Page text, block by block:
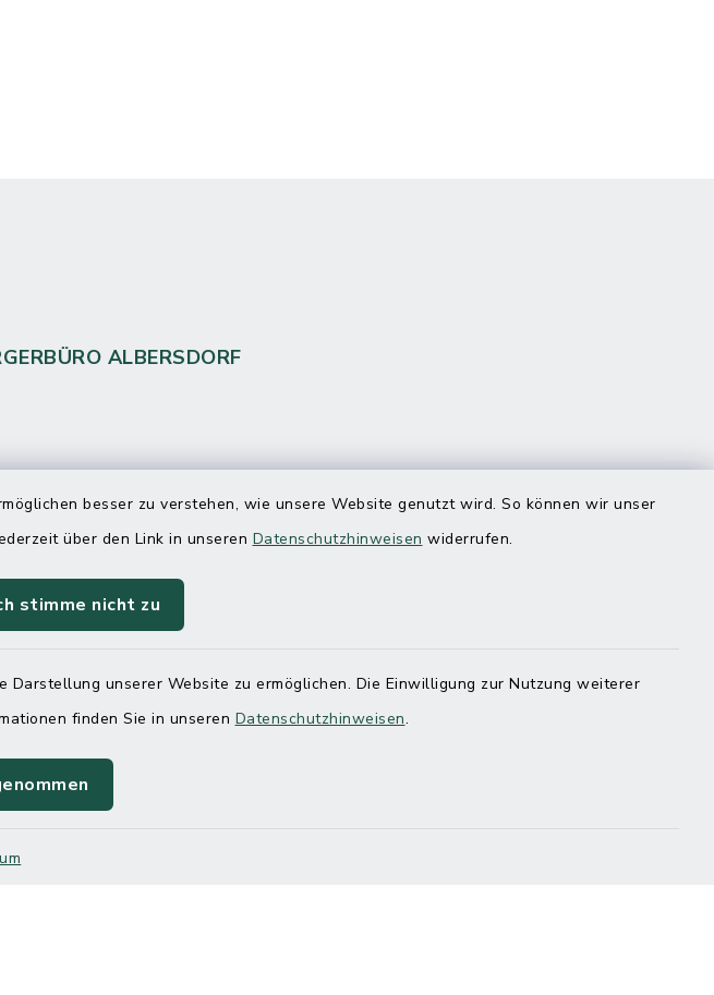
besser zu verstehen, wie unsere Website genutzt wird. So können wir unser
über den Link in unseren Datenschutzhinweisen widerrufen.
stimme nicht zu
unserer Website zu ermöglichen. Die Einwilligung zur Nutzung weiterer
finden Sie in unseren Datenschutzhinweisen.
ALBERSDORF
per
– 12:00 Uhr
– 16:00 Uhr
– 12:00 Uhr
gerne unter der